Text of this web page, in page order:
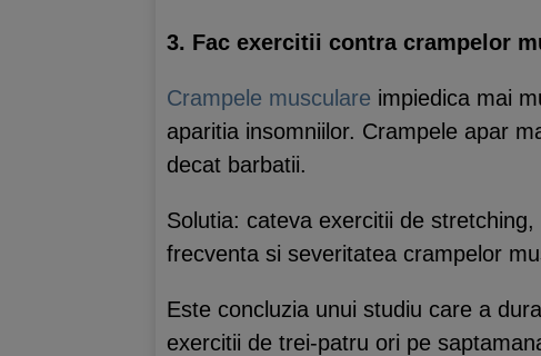
3. Fac exercitii contra crampelor
Crampele musculare impiedica mai
aparitia insomniilor. Crampele apar
decat barbatii.
Solutia: cateva exercitii de
frecventa si severitatea crampelor
Este concluzia unui studiu care a
exercitii de trei-patru ori pe